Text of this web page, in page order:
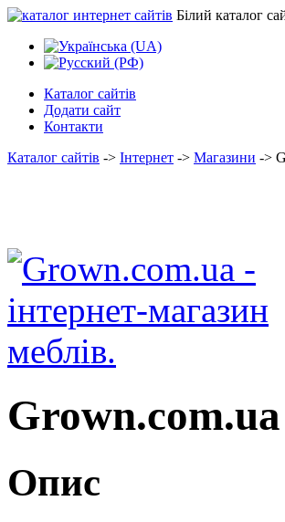
Білий каталог
Каталог сайтів
Додати сайт
Контакти
Каталог сайтів -> Інтернет -> Магазини ->
Grown.com.ua
Опис